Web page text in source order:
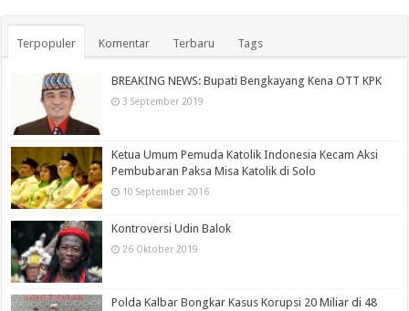
Terpopuler Komentar Terbaru Tags
BREAKING NEWS: Bupati Bengkayang Kena OTT KPK
3 September 2019
Ketua Umum Pemuda Katolik Indonesia Kecam Aksi
Pembubaran Paksa Misa Katolik di Solo
10 September 2016
Kontroversi Udin Balok
26 Oktober 2019
Polda Kalbar Bongkar Kasus Korupsi 20 Miliar di 48